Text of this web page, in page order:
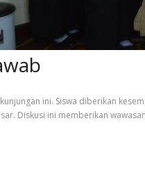
ini. Siswa diberikan
Diskusi ini memberikan